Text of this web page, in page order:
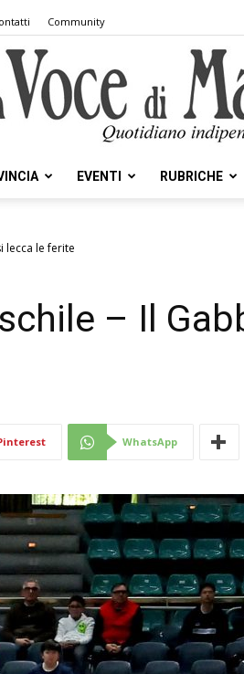
Community
Voce
EVENTI RUBRICHE
lecca le ferite
– Il
WhatsApp